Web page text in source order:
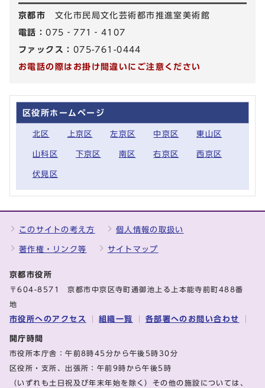
京都市 文化市民局文化芸術都市推進室美術館
電話：075‐771‐4107
ファックス： 075-761-0444
お電話の際はお掛け間違いにご注意ください
区役所ホームページ
北区 上京区 左京区 中京区 東山区
山科区 下京区 南区 右京区 西京区
伏見区
このサイトの考え方 個人情報の取扱い
著作権・リンク等 サイトマップ
京都市役所
〒604-8571 京都市中京区寺町通御池上る上本能寺前町488番
地
市役所へのアクセス 組織一覧 各部署へのお問い合わせ
開庁時間
市役所本庁舎：午前8時45分から午後5時30分
区役所・支所、出張所：午前9時から午後5時
（いずれも土日祝及び年末年始を除く）その他の施設については、